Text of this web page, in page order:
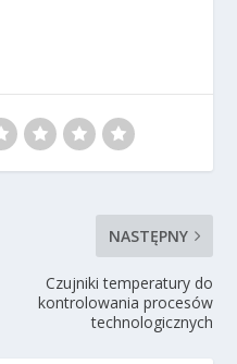
NASTĘPNY
Czujniki temperatury do
kontrolowania procesów
technologicznych